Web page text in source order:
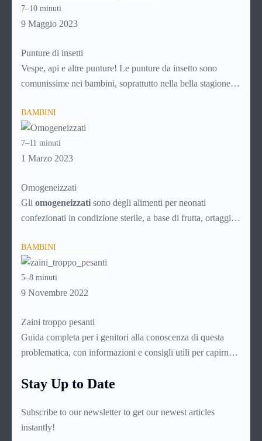
legati all’ansia nei bambini, continua a leggere!
7–10 minuti
9 Maggio 2023
Punture di insetti
Vespe, api e altre punture! Le punture da insetto sono
comunissime nei bambini, soprattutto nella bella stagione
all’aria aperta. Ad ogni puntura, però, c’è il suo rimedio.
Scopricome comportarti in caso di puntura di insetto
continuando a leggere questa guida!
BAMBINI
7–11 minuti
1 Marzo 2023
Omogeneizzati
Gli omogeneizzati sono degli alimenti per neonati
confezionati in condizione sterile, a base di frutta, ortaggi o
sottoponendo le sostanze scelte ad una sofisticata procedura
di omogeneizzazione che li renda digeribili dal delicato
stomaco dei bambini molto piccoli, non oltre i dieci mesi di
età. Dato che si intuisce come sia importante per le mamme
su questo delicato prodotto.
BAMBINI
5–8 minuti
9 Novembre 2022
Zaini troppo pesanti
Guida completa per i genitori alla conoscenza di questa
problematica, con informazioni e consigli utili per capirne
individuare lo specialista più indicato e intervenire per
Stay Up to Date
Subscribe to our newsletter to get our newest articles
instantly!